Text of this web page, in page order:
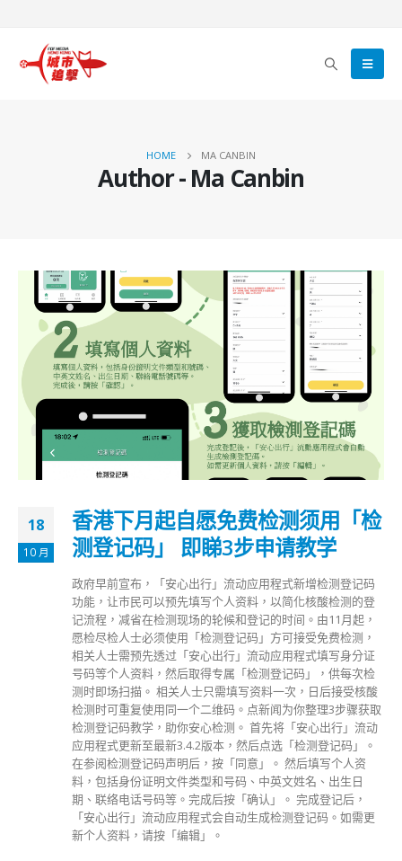
HOME MA CANBIN
Author - Ma Canbin
18
10 月
香港下月起自愿免费检测须用「检
测登记码」 即睇3步申请教学
政府早前宣布，「安心出行」流动应用程式新增检测登记码
功能，让巿民可以预先填写个人资料，以简化核酸检测的登
记流程，减省在检测现场的轮候和登记的时间。由11月起，
愿检尽检人士必须使用「检测登记码」方可接受免费检测，
相关人士需预先透过「安心出行」流动应用程式填写身分证
号码等个人资料，然后取得专属「检测登记码」，供每次检
测时即场扫描。 相关人士只需填写资料一次，日后接受核酸
检测时可重复使用同一个二维码。点新闻为你整理3步骤获取
检测登记码教学，助你安心检测。 首先将「安心出行」流动
应用程式更新至最新3.4.2版本，然后点选「检测登记码」。
在参阅检测登记码声明后，按「同意」。 然后填写个人资
料，包括身份证明文件类型和号码、中英文姓名、出生日
期、联络电话号码等。完成后按「确认」。 完成登记后，
「安心出行」流动应用程式会自动生成检测登记码。如需更
新个人资料，请按「编辑」。